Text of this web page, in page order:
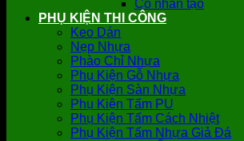
Cỏ nhân tạo
PHỤ KIỆN THI CÔNG
Keo Dán
Nẹp Nhựa
Phào Chỉ Nhựa
Phụ Kiện Gỗ Nhựa
Phụ Kiện Sàn Nhựa
Phụ Kiện Tấm PU
Phụ Kiện Tấm Cách Nhiệt
Phụ Kiện Tấm Nhựa Giả Đá